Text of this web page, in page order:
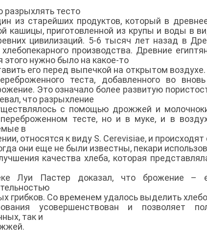
разрыхлять тесто
из старейших продуктов, который в
кашицы, приготовленной из крупы и воды в
цивилизаций. 5-6 тысяч лет назад в
производства. Древние
этого нужно было на какое-то
его перед выпечкой на открытом
теста, добавленного во
Это означало более развитую
что разрыхление
с помощью дрожжей и
тесте, но и в муке, и в
в
относятся к виду S. Cerevisiae, и
они еще не были известны, пекари
качества хлеба, которая
Луи Пастер доказал, что брожение –
грибков. Со временем удалось выделить
усовершенствован и позволяет
так и